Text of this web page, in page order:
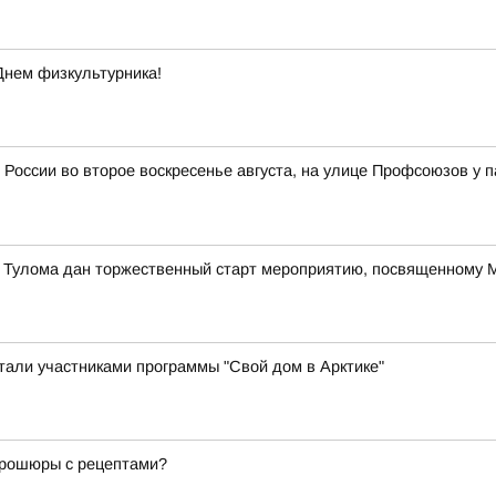
физкультурника!
во второе воскресенье августа, на улице Профсоюзов у
дан торжественный старт мероприятию,
участниками программы "Свой дом в Арктике"
с рецептами?